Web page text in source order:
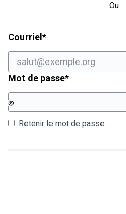
Ou
Courriel *Champ obligatoire
Mot de passe*Champ
Retenir le mot de passe